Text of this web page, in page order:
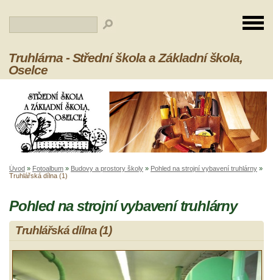
Truhlárna - Střední škola a Základní škola,
Oselce
Úvod » Fotoalbum » Budovy a prostory školy » Pohled na strojní vybavení truhlárny »
Truhlářská dílna (1)
Pohled na strojní vybavení truhlárny
Truhlářská dílna (1)